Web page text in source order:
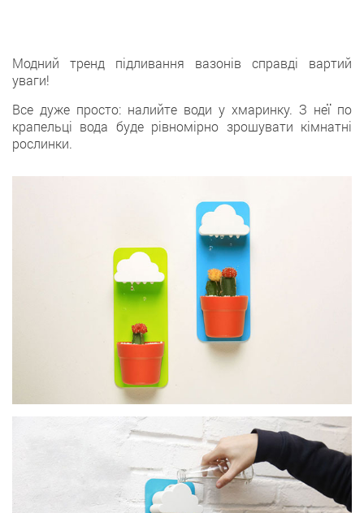
Модний тренд підливання вазонів справді вартий
уваги!
Все дуже просто: налийте води у хмаринку. З неї по
крапельці вода буде рівномірно зрошувати кімнатні
рослинки.